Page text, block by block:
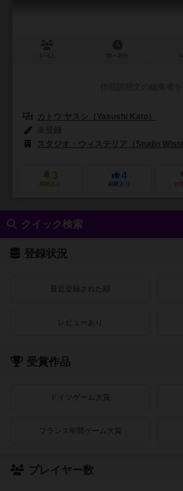
カトウ ヤスシ（Yasushi Kato）
スタジオ・ウィステリア（Studio
3
興味あり
4
経験あり お
クイック検索
登録状況
最近登録された順
レビューあり
受賞作品
ドイツゲーム大賞
フランス年間ゲーム大賞
プレイヤー数